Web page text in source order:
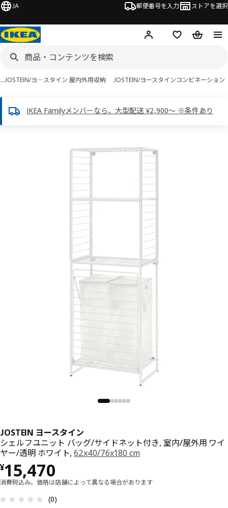
JA 郵便番号を入力 ストアを選択
ログイン・新規入会
欲しいものリスト
カート
…JOSTEIN/ヨ―スタイン 屋内外用収納 JOSTEIN/ヨースタインコンビネーション
IKEA Familyメンバーなら、大型配送 ¥2,900～ ※条件あり
ヨースタイン画像
JOSTEIN ヨースタイン
シェルフユニット バッグ/サイドネット付き, 室内/屋外用 ワイ
ヤー/透明 ホワイト,62x40/76x180 cm
¥15,470
価格 ¥ 15470
消費税込み。価格は店舗によって異なる場合があります
(0)